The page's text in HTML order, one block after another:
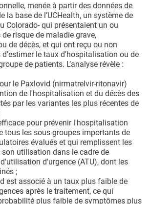
menée à partir des données de
la base de l’UCHealth, un système de
Colorado- qui présentaient un ou
risque de maladie grave,
de décès, et qui ont reçu ou non
le taux d'hospitalisation ou de
de patients. L’analyse révèle :
le Paxlovid (nirmatrelvir-ritonavir)
de l'hospitalisation et du décès des
par les variantes les plus récentes de
pour prévenir l'hospitalisation
tous les sous-groupes importants de
évalués et qui remplissent les
utilisation dans le cadre de
d'urgence (ATU), dont les
;
est associé à un taux plus faible de
après le traitement, ce qui
plus faible de symptômes plus